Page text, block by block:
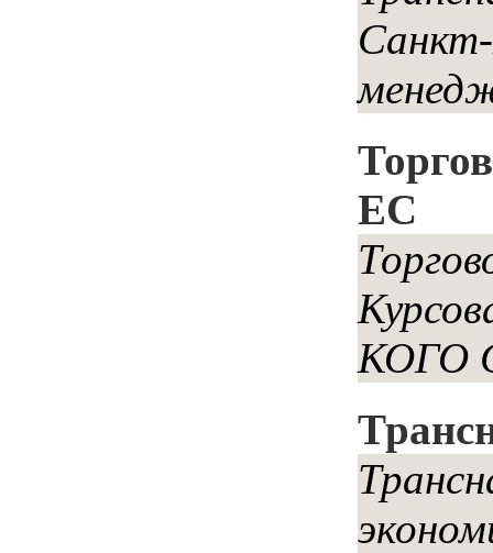
ЕС
КОГО